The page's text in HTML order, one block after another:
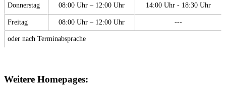
Donnerstag 08:00 Uhr – 12:00 Uhr 14:00 Uhr - 18:30 Uhr
Freitag 08:00 Uhr – 12:00 Uhr ---
oder nach Terminabsprache
Weitere Homepages: